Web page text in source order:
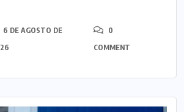
6 DE AGOSTO DE
0
COMMENT